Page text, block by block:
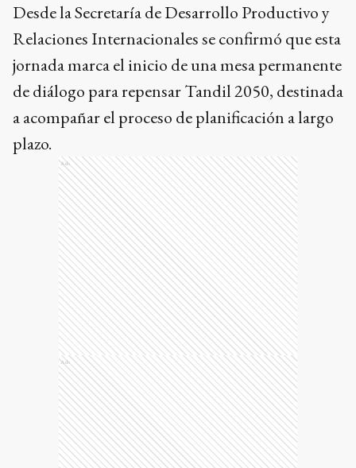
Desde la Secretaría de Desarrollo Productivo y
Relaciones Internacionales se confirmó que esta
jornada marca el inicio de una mesa permanente
de diálogo para repensar Tandil 2050, destinada
a acompañar el proceso de planificación a largo
plazo.
Ads
Ads